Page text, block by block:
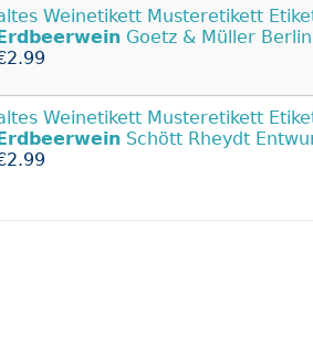
Weinetikett Musteretikett
Goetz & Müller Berlin
Weinetikett Musteretikett
Schött Rheydt